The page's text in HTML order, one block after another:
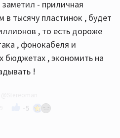
- приличная
в тысячу пластинок , будет
, то есть дороже
, фонокабеля и
бюджетах , экономить на
!
-5